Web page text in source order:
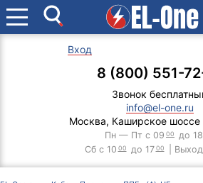
Вход
8 (800) 551-
Звонок
info@el-one.ru
Москва, Каширское шоссе
Пн — Пт с 09 00 до 18
Сб с 10 00 до 17 00 |